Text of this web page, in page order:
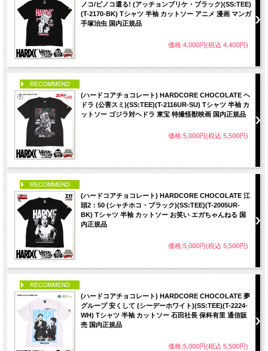
ノコ/ピノコ還る! (アッチョンブリケ・ブラック)(SS:TEE)
(T-2170-BK) Tシャツ 半袖 カットソー アニメ 漫画 マンガ
手塚治虫 国内正規品
価格:4,000円(税込 4,400円)
(ハードコアチョコレート) HARDCORE CHOCOLATE ヘ
ドラ (公害スミ)(SS:TEE)(T-2116UR-SU) Tシャツ 半袖 カ
ットソー ゴジラ対ヘドラ 東宝 特撮怪獣映画 国内正規品
価格:5,000円(税込 5,500円)
(ハードコアチョコレート) HARDCORE CHOCOLATE 江
頭2：50 (シャチホコ・ブラック)(SS:TEE)(T-2005UR-
BK) Tシャツ 半袖 カットソー お笑い エガちゃんねる 国
内正規品
価格:5,000円(税込 5,500円)
(ハードコアチョコレート) HARDCORE CHOCOLATE 夢
グループ 安くして (シーデーホワイト)(SS:TEE)(T-2224-
WH) Tシャツ 半袖 カットソー 石田社長 保科有里 通信販
売 国内正規品
価格:5,000円(税込 5,500円)